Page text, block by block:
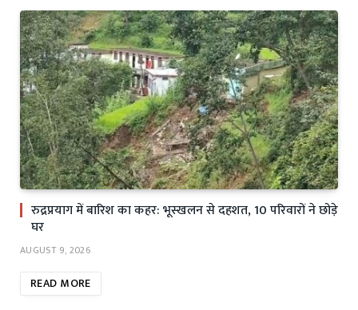
रुद्रप्रयाग में बारिश का कहर: भूस्खलन से दहशत, 10 परिवारों ने छोड़े
घर
AUGUST 9, 2026
READ MORE